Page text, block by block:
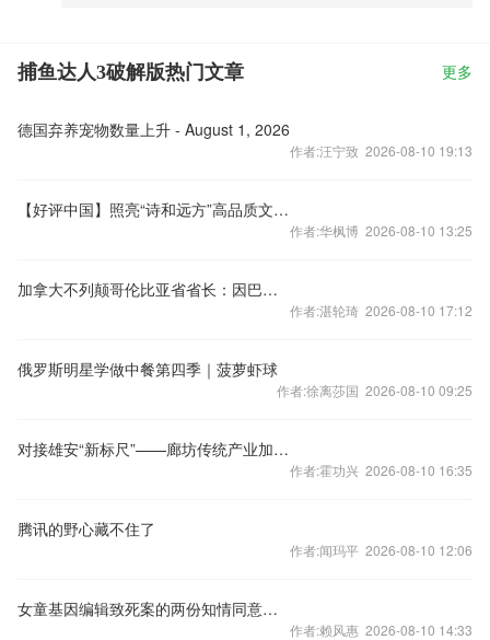
捕鱼达人3破解版热门文章 更多
德国弃养宠物数量上升 - August 1, 2026
作者:汪宁致 2026-08-10 19:13
【好评中国】照亮“诗和远方”高品质文旅“燃”动消费市场
作者:华枫博 2026-08-10 13:25
加拿大不列颠哥伦比亚省省长：因巴尔德岭野火宣布进入紧急状态。
作者:湛轮琦 2026-08-10 17:12
俄罗斯明星学做中餐第四季｜菠萝虾球
作者:徐离莎国 2026-08-10 09:25
对接雄安“新标尺”——廊坊传统产业加速提质焕新
作者:霍功兴 2026-08-10 16:35
腾讯的野心藏不住了
作者:闻玛平 2026-08-10 12:06
女童基因编辑致死案的两份知情同意书中皆未提死亡风险，医疗团队这一操作存在哪些问题？
作者:赖风惠 2026-08-10 14:33